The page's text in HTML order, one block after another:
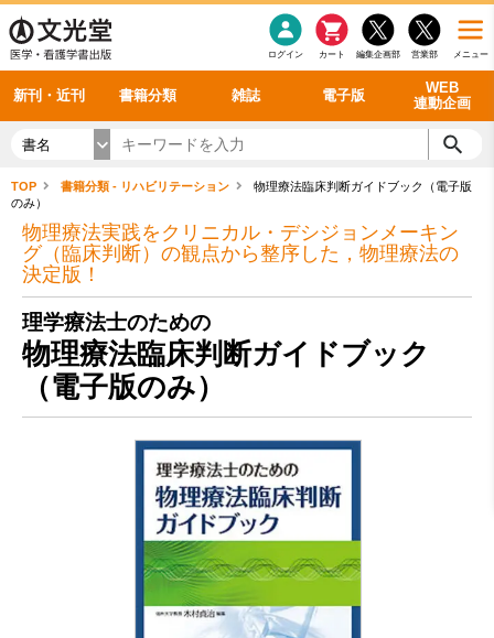
メニュー
営業部
編集企画部
カート
ログイン
新刊・近刊 書籍分類 雑誌 電子版
WEB
連動企画
感染症 老年医学
看護・介護
呼吸器
循環器
シリーズ一覧
雑誌投稿規定
理学療法
雑誌案内・年間購読 最新号 バックナンバー
電子書籍
電子雑誌
書籍「データに基づく臨床動作分析」WEB動画
書籍「眼手術学」WEB動画
書籍「神経症候学 II 改訂第二版」 WEB動画
新刊一覧
今後の発行予定
書名
TOP 書籍分類 - リハビリテーション
物理療法臨床判断ガイドブック（電子版
のみ）
物理療法実践をクリニカル・デシジョンメーキン
グ（臨床判断）の観点から整序した，物理療法の
決定版！
理学療法士のための
物理療法臨床判断ガイドブック
（電子版のみ）